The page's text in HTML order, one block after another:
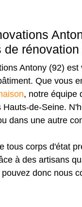
de
Antony (92)
Que vous
, notre équipe
Hauts-de-Seine.
dans une autre
tous corps d'état
à des artisans
pouvez donc nous